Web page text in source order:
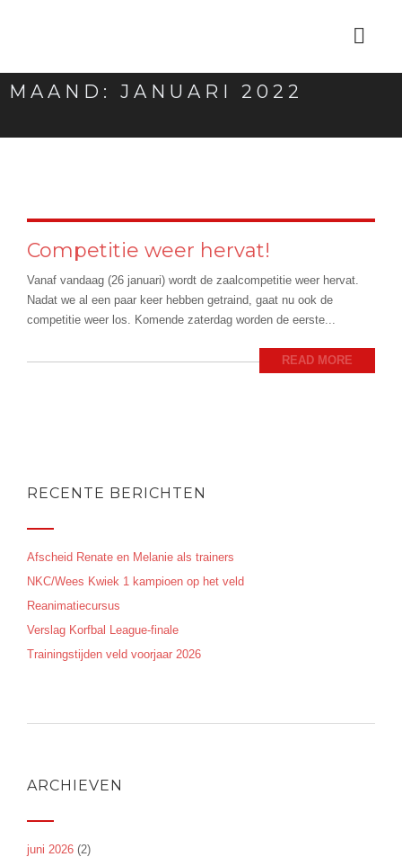
MAAND: JANUARI 2022
Competitie weer hervat!
Vanaf vandaag (26 januari) wordt de zaalcompetitie weer hervat.
Nadat we al een paar keer hebben getraind, gaat nu ook de
competitie weer los. Komende zaterdag worden de eerste...
READ MORE
RECENTE BERICHTEN
Afscheid Renate en Melanie als trainers
NKC/Wees Kwiek 1 kampioen op het veld
Reanimatiecursus
Verslag Korfbal League-finale
Trainingstijden veld voorjaar 2026
ARCHIEVEN
juni 2026 (2)